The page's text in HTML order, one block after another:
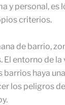
y personal,
criterios.
de barrio,
entorno de
haya
los peligros